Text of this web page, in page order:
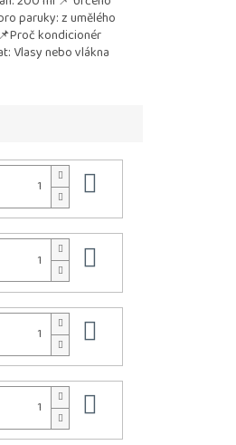
paruky: z umělého
kondicionér
Vlasy nebo vlákna